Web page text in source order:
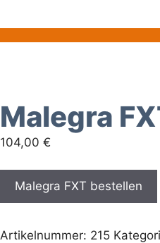
Malegra
104,00€
Malegra FXT bestellen
Artikelnummer: 215